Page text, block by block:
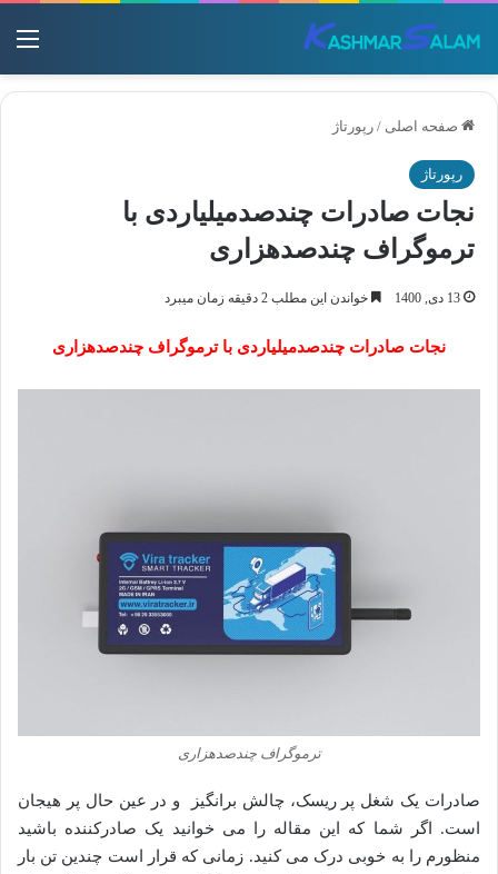
صفحه اصلی / رپورتاژ
رپورتاژ
نجات صادرات چندصدمیلیاردی با
ترموگراف چندصدهزاری
13 دی, 1400 خواندن این مطلب 2 دقیقه زمان میبرد
نجات صادرات چندصدمیلیاردی با ترموگراف چندصدهزاری
ترموگراف چندصدهزاری
صادرات یک شغل پر ریسک، چالش برانگیز و در عین حال پر هیجان
است. اگر شما که این مقاله را می خوانید یک صادرکننده باشید
منظورم را به خوبی درک می کنید. زمانی که قرار است چندین تن بار